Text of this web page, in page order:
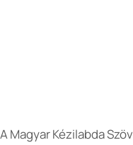
A Magyar Kézilabda